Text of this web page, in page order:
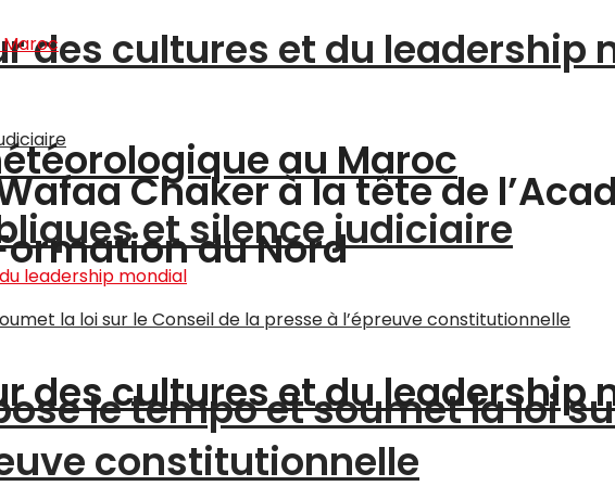
des cultures et du leadership
et silence judiciaire
le tempo et soumet la loi
constitutionnelle
au Maroc
des cultures et du leadership
Chaker à la tête de
du Nord